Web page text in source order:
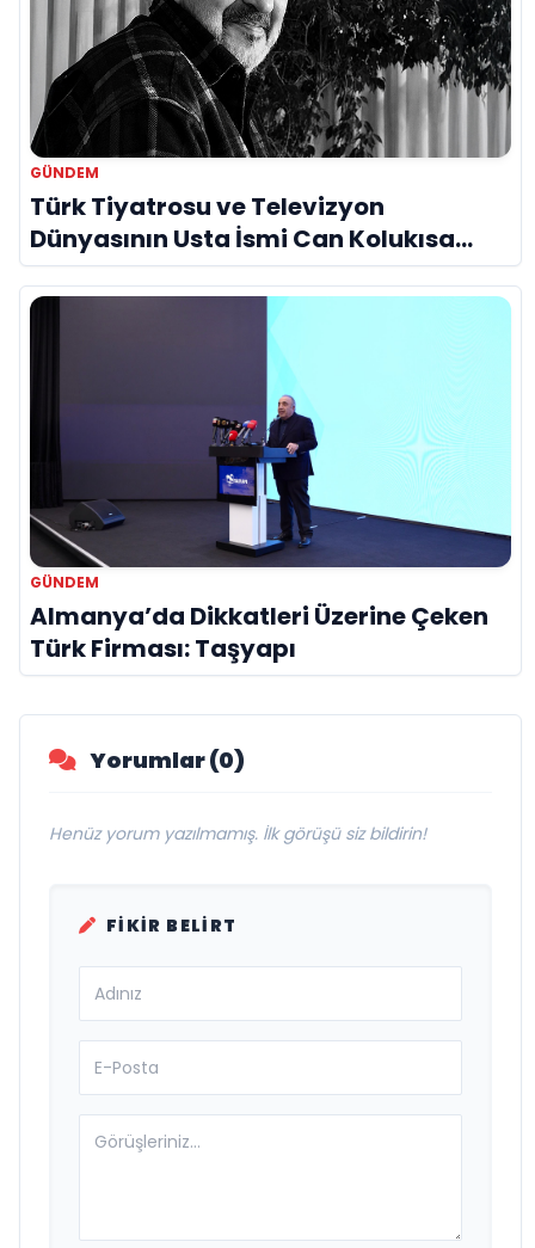
GÜNDEM
Türk Tiyatrosu ve Televizyon
Dünyasının Usta İsmi Can Kolukısa
Hayatını Kaybetti
GÜNDEM
Almanya’da Dikkatleri Üzerine Çeken
Türk Firması: Taşyapı
Yorumlar (0)
Henüz yorum yazılmamış. İlk görüşü siz bildirin!
FIKIR BELIRT